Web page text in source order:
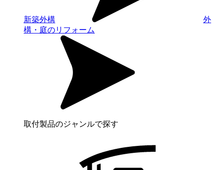
新築外構
外
構・庭のリフォーム
取付製品のジャンルで探す